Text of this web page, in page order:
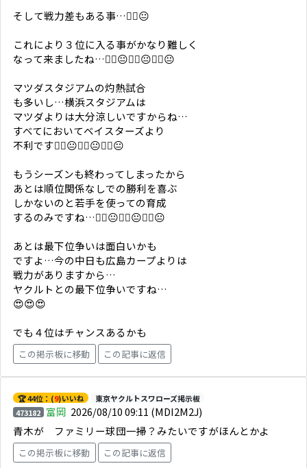
そして戦力差もある事…☝🏼😐
これにより３位に入る事がかなり難しく
なって来ましたね…☝🏼😐☝🏼😐☝🏼😐
マツダスタジアムの灼熱試合
も多いし…横浜スタジアムは
マツダよりは大分涼しいですからね…
すべてにおいてベイスターズより
不利です☝🏼😐☝🏼😐☝🏼😐
もうシーズンも終わってしまったから
あとは順位関係なしでの勝利を喜ぶ
しかないのと若手を使っての育成
するのみですね…☝🏼😐☝🏼😐☝🏼😐
あとは最下位争いは面白いかも
ですよ…今の中日も広島カープよりは
戦力がありますから…
ヤクルトとの最下位争いですね…
😍😍😍
でも４位はチャンスあるかも
この掲示板に移動 この記事に返信
🏆 44位：(9)いいね
東京ヤクルトスワローズ掲示板
473182 富岡 2026/08/10 09:11 (MDI2M2J)
青木が ファミリー球団一掃？みたいですがほんとかよ
この掲示板に移動 この記事に返信